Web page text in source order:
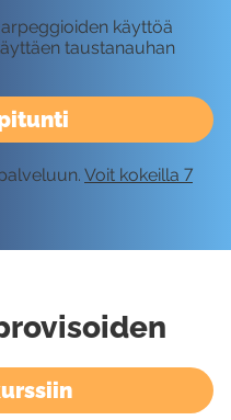
käyttöä
taustanauhan
Voit kokeilla 7